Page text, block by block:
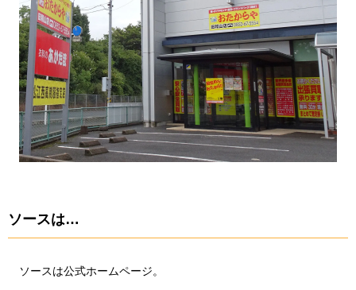
ソースは…
ソースは公式ホームページ。